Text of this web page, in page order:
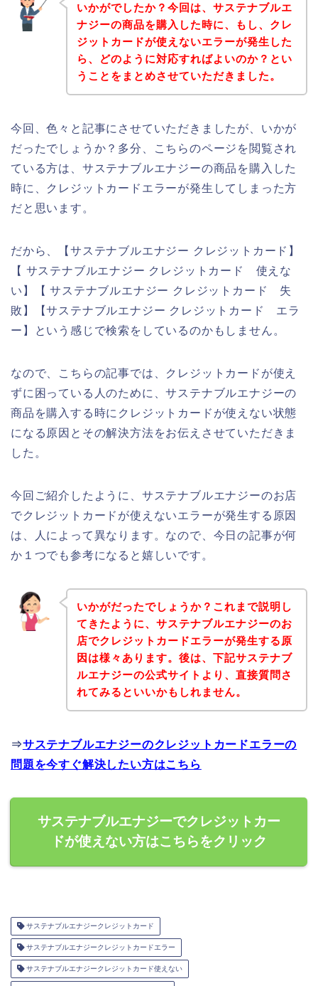
いかがでしたか？今回は、サステナブルエ
ナジーの商品を購入した時に、もし、クレ
ジットカードが使えないエラーが発生した
ら、どのように対応すればよいのか？とい
うことをまとめさせていただきました。
今回、色々と記事にさせていただきましたが、いかが
だったでしょうか？多分、こちらのページを閲覧され
ている方は、サステナブルエナジーの商品を購入した
時に、クレジットカードエラーが発生してしまった方
だと思います。
だから、【サステナブルエナジー クレジットカード】
【 サステナブルエナジー クレジットカード 使えな
い】【 サステナブルエナジー クレジットカード 失
敗】【サステナブルエナジー クレジットカード エラ
ー】という感じで検索をしているのかもしません。
なので、こちらの記事では、クレジットカードが使え
ずに困っている人のために、サステナブルエナジーの
商品を購入する時にクレジットカードが使えない状態
になる原因とその解決方法をお伝えさせていただきま
した。
今回ご紹介したように、サステナブルエナジーのお店
でクレジットカードが使えないエラーが発生する原因
は、人によって異なります。なので、今日の記事が何
か１つでも参考になると嬉しいです。
いかがだったでしょうか？これまで説明し
てきたように、サステナブルエナジーのお
店でクレジットカードエラーが発生する原
因は様々あります。後は、下記サステナブ
ルエナジーの公式サイトより、直接質問さ
れてみるといいかもしれません。
⇒サステナブルエナジーのクレジットカードエラーの
問題を今すぐ解決したい方はこちら
サステナブルエナジーでクレジットカー
ドが使えない方はこちらをクリック
サステナブルエナジークレジットカード
サステナブルエナジークレジットカードエラー
サステナブルエナジークレジットカード使えない